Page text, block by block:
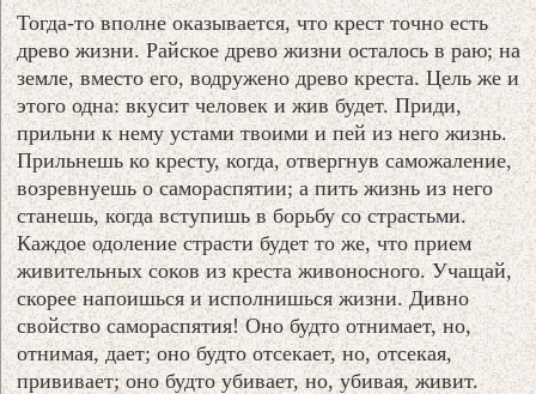
Тогда-то вполне оказывается, что крест точно есть
древо жизни. Райское древо жизни осталось в раю; на
земле, вместо его, водружено древо креста. Цель же и
этого одна: вкусит человек и жив будет. Приди,
прильни к нему устами твоими и пей из него жизнь.
Прильнешь ко кресту, когда, отвергнув саможаление,
возревнуешь о самораспятии; а пить жизнь из него
станешь, когда вступишь в борьбу со страстьми.
Каждое одоление страсти будет то же, что прием
живительных соков из креста живоносного. Учащай,
скорее напоишься и исполнишься жизни. Дивно
свойство самораспятия! Оно будто отнимает, но,
отнимая, дает; оно будто отсекает, но, отсекая,
прививает; оно будто убивает, но, убивая, живит.